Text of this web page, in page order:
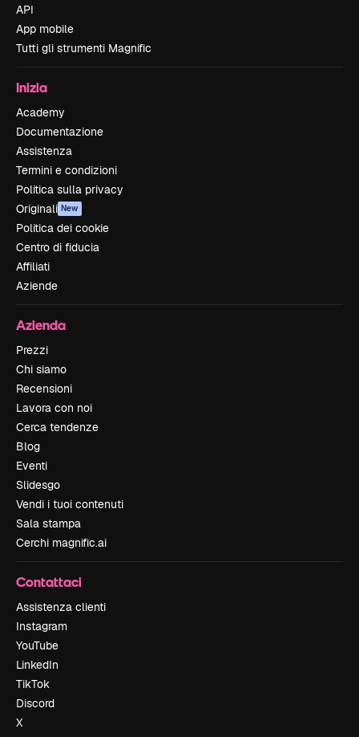
API
App mobile
Tutti gli strumenti Magnific
Inizia
Academy
Documentazione
Assistenza
Termini e condizioni
Politica sulla privacy
Originali New
Politica dei cookie
Centro di fiducia
Affiliati
Aziende
Azienda
Prezzi
Chi siamo
Recensioni
Lavora con noi
Cerca tendenze
Blog
Eventi
Slidesgo
Vendi i tuoi contenuti
Sala stampa
Cerchi magnific.ai
Contattaci
Assistenza clienti
Instagram
YouTube
LinkedIn
TikTok
Discord
X